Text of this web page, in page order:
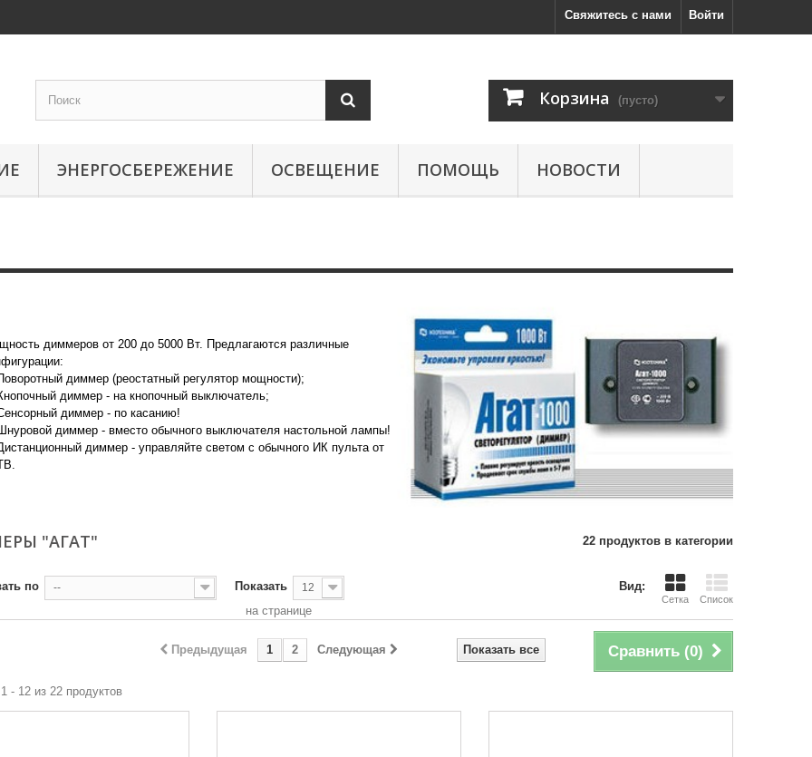
Войти
Свяжитесь с нами
Корзина (пусто)
ЭНЕРГОСБЕРЕЖЕНИЕ ОСВЕЩЕНИЕ ПОМОЩЬ НОВОСТИ
диммеров от 200 до 5000 Вт. Предлагаются различные
диммер (реостатный регулятор мощности);
диммер - на кнопочный выключатель;
диммер - по касанию!
диммер - вместо обычного выключателя настольной лампы!
диммер - управляйте светом с обычного ИК пульта от
"АГАТ" 22 продуктов в категории
Вид:
Сетка Список
по -- Показать 12
на странице
Сравнить (0)
Показать все
Предыдущая 1 2 Следующая
- 12 из 22 продуктов